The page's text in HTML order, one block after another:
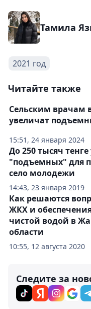
Тамила
2021 год
Читайте также
15:51, 24 января 2024
Сельским врачам
увеличат
14:43, 23 января 2019
До 250 тысяч
"подъемных" для
село молодежи
10:55, 12 августа 2020
Как решаются
ЖКХ и
чистой водой в
области
Следите за